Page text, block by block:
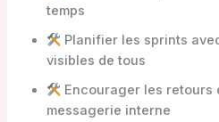
temps
Planifier les sprints
visibles de tous
Encourager les retours
messagerie interne